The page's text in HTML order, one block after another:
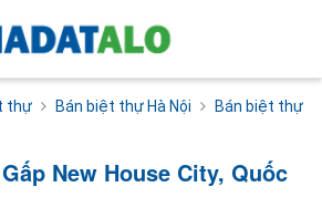
thự Bán biệt thự Hà Nội
Bán biệt thự
New House City, Quốc